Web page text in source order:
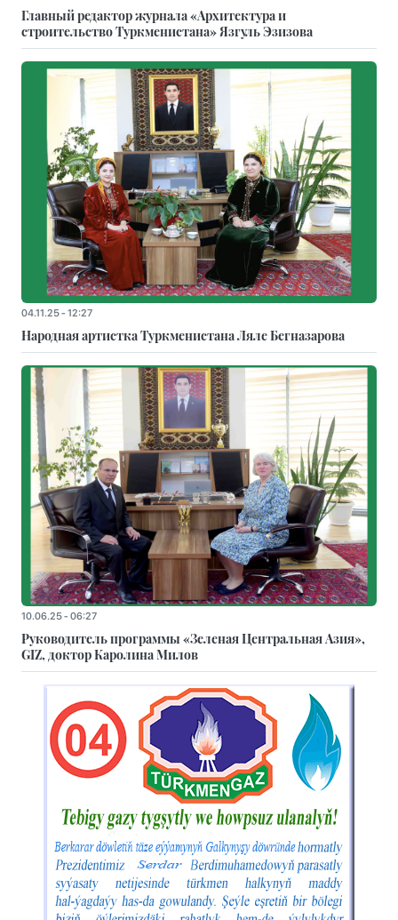
Главный редактор журнала «Архитектура и
строительство Туркменистана» Язгуль Эзизова
04.11.25 - 12:27
Народная артистка Туркменистана Ляле Бегназарова
10.06.25 - 06:27
Руководитель программы «Зеленая Центральная Азия»,
GIZ, доктор Каролина Милов